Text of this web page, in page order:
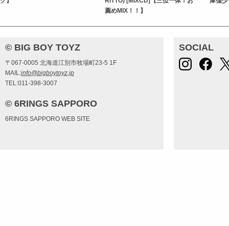
薦めMIX！！】
© BIG BOY TOYZ
〒067-0005 北海道江別市牧場町23-5 1F
MAIL:info@bigboytoyz.jp
TEL:011-398-3007
© 6RINGS SAPPORO
6RINGS SAPPORO WEB SITE
SOCIAL